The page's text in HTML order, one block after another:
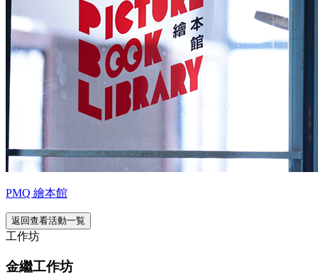
PMQ 繪本館
返回查看活動一覧
工作坊
金繼工作坊